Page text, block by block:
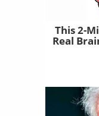
This 2-
Real